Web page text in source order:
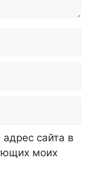
сайта в
моих